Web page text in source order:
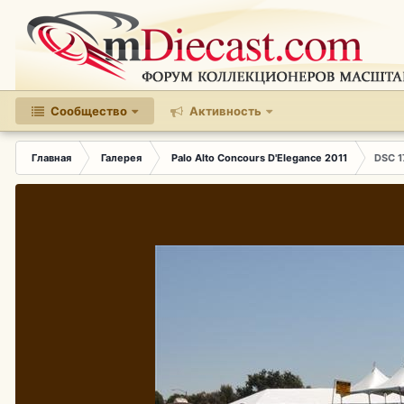
Сообщество Активность
Главная Галерея Palo Alto Concours D'Elegance 2011 DSC